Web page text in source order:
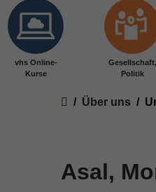
vhs Online-
Kurse
Gesellschaft,
Politik
You are here:
Über uns
Asal,